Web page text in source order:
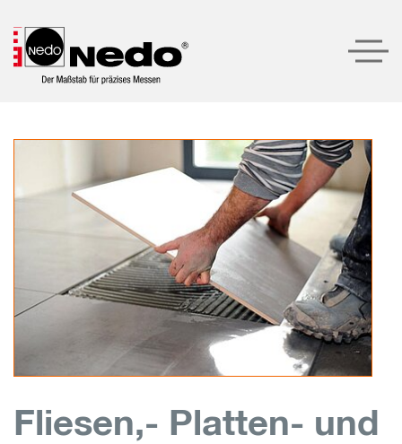
Unternehmen
DEUTSCH
Fliesen,- Platten- und